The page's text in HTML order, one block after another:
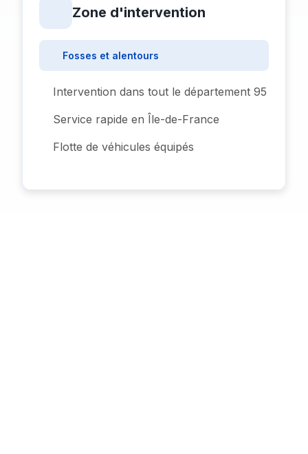
Zone d'intervention
Fosses et alentours
Intervention dans tout le département 95
Service rapide en Île-de-France
Flotte de véhicules équipés